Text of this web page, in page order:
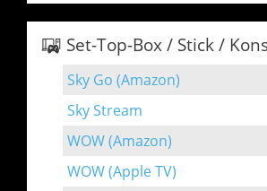
Set-Top-Box / Stick /
Sky Go (Amazon)
Sky Stream
WOW (Amazon)
WOW (Apple TV)